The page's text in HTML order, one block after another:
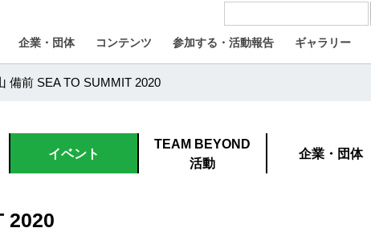
企業・団体 コンテンツ 参加する・活動報告 ギャラリー
備前 SEA TO SUMMIT 2020
イベント
TEAM BEYOND
活動
企業・団体
2020